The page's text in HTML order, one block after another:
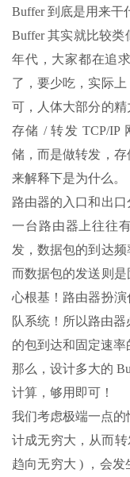
Buffer 到底是用来干
Buffer 其实就比较
年代，大家都在追
了，要少吃，实际
可，人体大部分的
存储 / 转发 TCP/IP
储，而是做转发，
来解释下是为什么。
路由器的入口和出口
一台路由器上往往
发，数据包的到达
而数据包的发送则
心根基！路由器扮
队系统！所以路由
的包到达和固定速率
那么，设计多大的
计算，够用即可！
我们考虑极端一点
计成无穷大，从而
趋向无穷大 ) ，会